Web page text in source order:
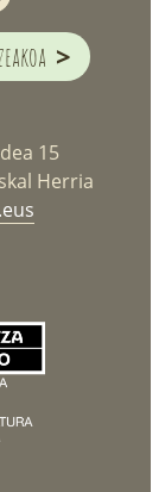
>
15
Herria